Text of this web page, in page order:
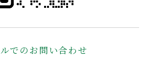
でのお問い合わせ